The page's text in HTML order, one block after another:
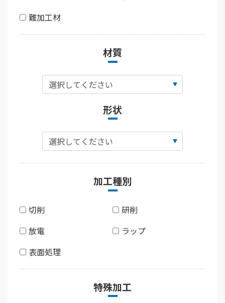
難加工材
材質
形状
加工種別
切削
研削
放電
ラップ
表面処理
特殊加工